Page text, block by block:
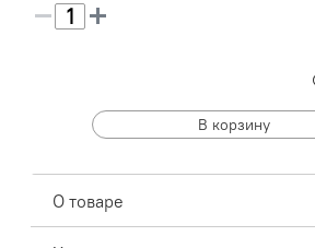
В корзину
О товаре